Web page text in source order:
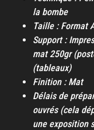
la bombe
Taille : Format
Support :
mat 250gr
(tableaux)
Finition : Mat
Délais de
ouvrés (cela
une exposition